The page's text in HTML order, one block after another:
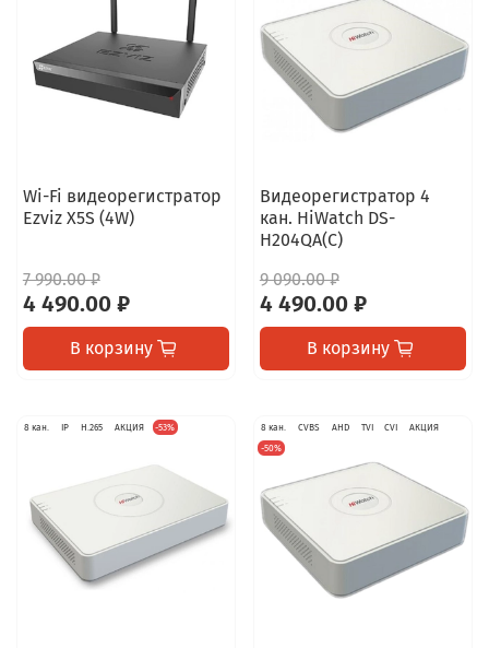
Wi-Fi видеорегистратор
Ezviz X5S (4W)
7 990.00 ₽
4 490.00 ₽
В корзину
Видеорегистратор 4
кан. HiWatch DS-
H204QA(C)
9 090.00 ₽
4 490.00 ₽
В корзину
8 кан. IP H.265 АКЦИЯ -53% 8 кан. CVBS AHD TVI CVI
АКЦИЯ
-50%